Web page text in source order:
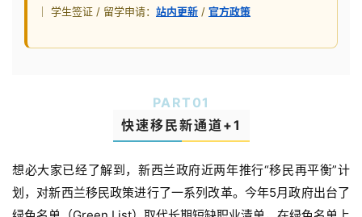
｜ 学生签证 / 留学申请： 站内更新 / 官方政策
PART 01
快速移民新通道+1
想必大家已经了解到，新西兰政府近两年推行“移民再平衡”计
划，对新西兰移民政策进行了一系列改革。今年5月政府出台了